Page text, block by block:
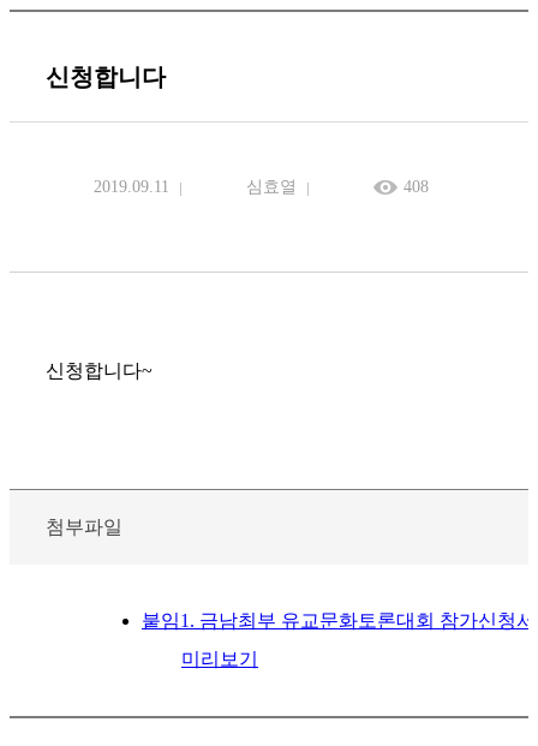
신청합니다
2019.09.11 심효열 408
신청합니다~
첨부파일
붙임1. 금남최부 유교문화토론대회 참가신청서
미리보기